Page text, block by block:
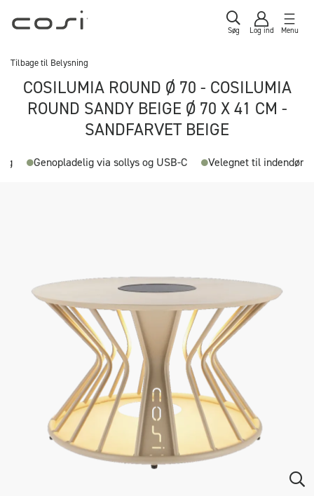
Søg Log ind Menu
Tilbage til Belysning
COSILUMIA ROUND Ø 70 - COSILUMIA
ROUND SANDY BEIGE Ø 70 X 41 CM -
SANDFARVET BEIGE
Genopladelig via sollys og USB-C Velegnet til indendørs